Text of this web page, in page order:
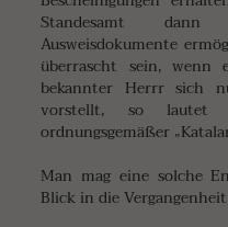
Standesamt
Ausweisdokumente
überrascht sein, wenn
bekannter Herrr sich
vorstellt, so lautet
ordnungsgemäßer
Man mag eine solche
Blick in die